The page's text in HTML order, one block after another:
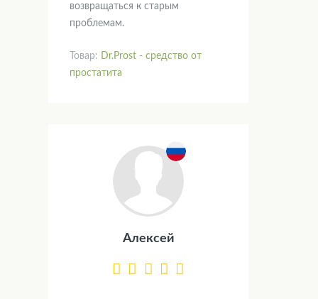
возвращаться к старым
проблемам.
Товар: Dr.Prost - средство от
простатита
Алексей